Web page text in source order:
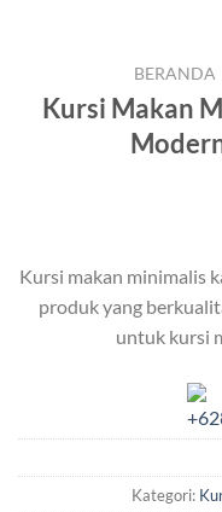
BERANDA
Kursi Makan
Kursi makan minimalis
produk yang
untuk kursi
Kategori: